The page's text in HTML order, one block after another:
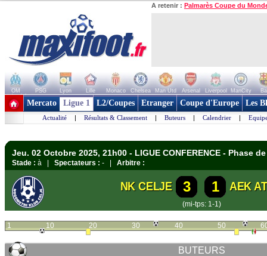
A retenir : Palmarès Coupe du
OM PSG Lyon Lille Monaco Chelsea Man Utd Arsenal Liverpool ManCity
+ de clubs
Mercato Ligue 1 L2/Coupes Etranger Coupe d'Europe Les
Actualité | Résultats & Classement | Buteurs | Calendrier |
Jeu. 02 Octobre 2025, 21h00 - LIGUE CONFERENCE - Phase
Stade : à | Spectateurs : - | Arbitre :
NK CELJE 3 1 AEK
(mi-tps: 1-1)
1 10 20 30 40 50
BUTEURS